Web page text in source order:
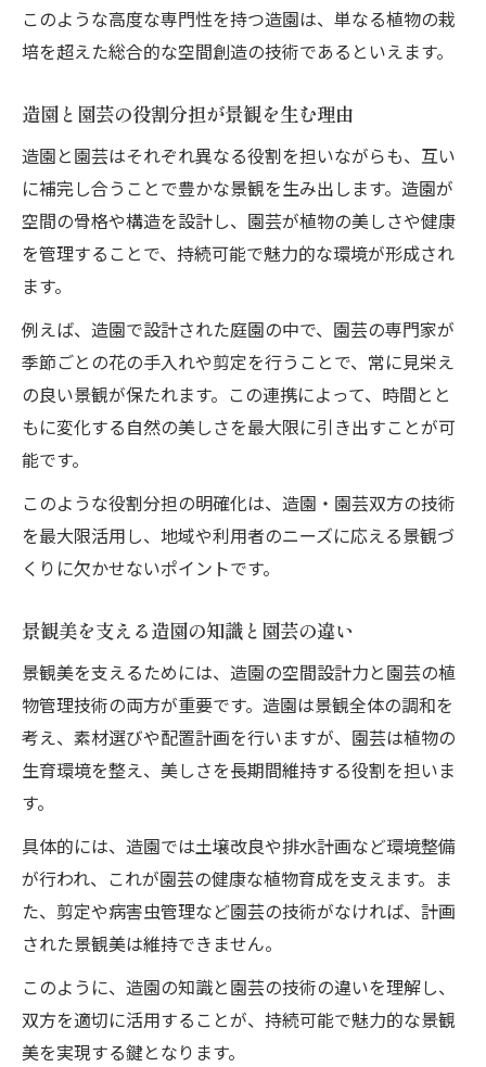
このような高度な専門性を持つ造園は、単なる植物の栽
培を超えた総合的な空間創造の技術であるといえます。
造園と園芸の役割分担が景観を生む理由
造園と園芸はそれぞれ異なる役割を担いながらも、互い
に補完し合うことで豊かな景観を生み出します。造園が
空間の骨格や構造を設計し、園芸が植物の美しさや健康
を管理することで、持続可能で魅力的な環境が形成され
ます。
例えば、造園で設計された庭園の中で、園芸の専門家が
季節ごとの花の手入れや剪定を行うことで、常に見栄え
の良い景観が保たれます。この連携によって、時間とと
もに変化する自然の美しさを最大限に引き出すことが可
能です。
このような役割分担の明確化は、造園・園芸双方の技術
を最大限活用し、地域や利用者のニーズに応える景観づ
くりに欠かせないポイントです。
景観美を支える造園の知識と園芸の違い
景観美を支えるためには、造園の空間設計力と園芸の植
物管理技術の両方が重要です。造園は景観全体の調和を
考え、素材選びや配置計画を行いますが、園芸は植物の
生育環境を整え、美しさを長期間維持する役割を担いま
す。
具体的には、造園では土壌改良や排水計画など環境整備
が行われ、これが園芸の健康な植物育成を支えます。ま
た、剪定や病害虫管理など園芸の技術がなければ、計画
された景観美は維持できません。
このように、造園の知識と園芸の技術の違いを理解し、
双方を適切に活用することが、持続可能で魅力的な景観
美を実現する鍵となります。